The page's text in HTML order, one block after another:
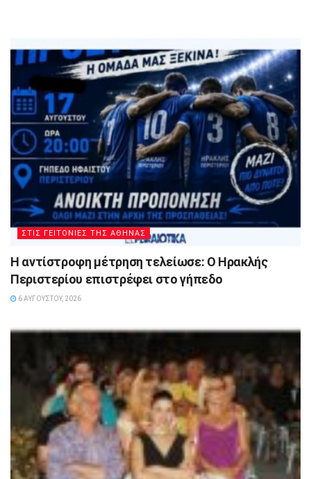
ΣΤΙΣ ΓΕΙΤΟΝΙΕΣ ΤΗΣ ΑΘΗΝΑΣ
Η αντίστροφη μέτρηση τελείωσε: Ο Ηρακλής
Περιστερίου επιστρέφει στο γήπεδο
6 ΑΥΓΟΎΣΤΟΥ, 2026